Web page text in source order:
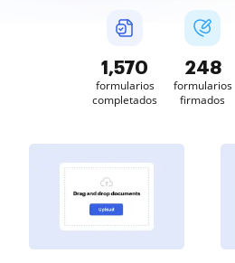
1,570
formularios
completados
248
formularios
firmados